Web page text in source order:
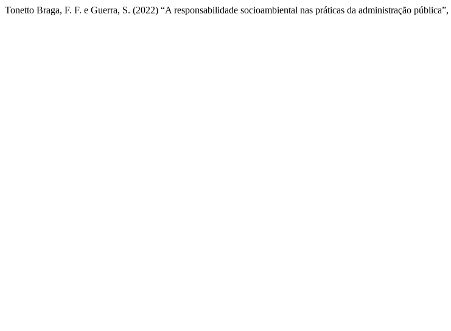
Tonetto Braga, F. F. e Guerra, S. (2022) “A responsabilidade socioambiental nas práticas da administração pública”,